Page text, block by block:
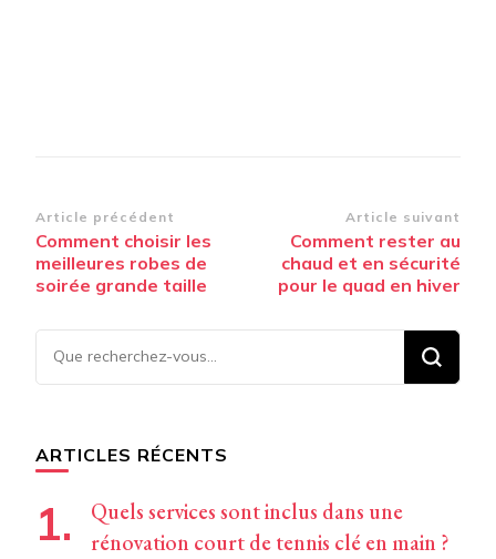
Navigation
d’article
Article précédent
Comment choisir les
meilleures robes de
soirée grande taille
Article suivant
Comment rester au
chaud et en sécurité
pour le quad en hiver
Vous
recherchiez
ARTICLES RÉCENTS
Quels services sont inclus dans une
rénovation court de tennis clé en main ?